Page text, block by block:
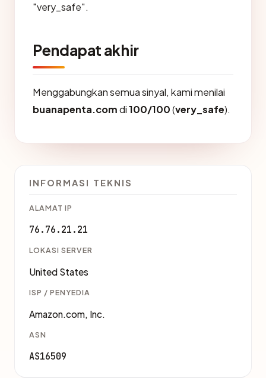
"very_safe".
Pendapat akhir
Menggabungkan semua sinyal, kami menilai
buanapenta.comdi100/100(very_safe).
INFORMASI TEKNIS
ALAMAT IP
76.76.21.21
LOKASI SERVER
United States
ISP / PENYEDIA
Amazon.com, Inc.
ASN
AS16509